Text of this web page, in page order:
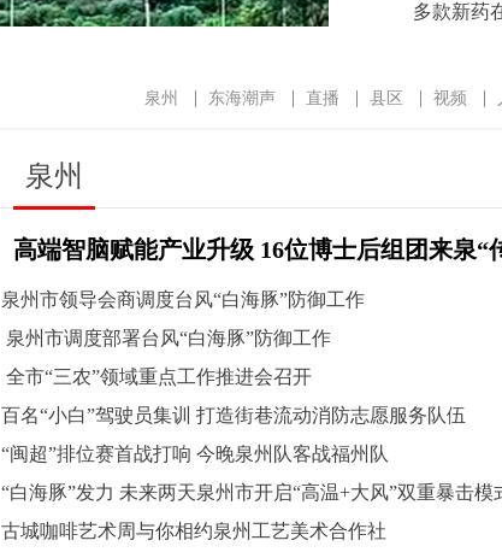
多款新药
泉州 东海潮声 直播 县区 视频
泉州
泉州市领导会商调度台风“白海豚”防御工作
泉州市调度部署台风“白海豚”防御工作
全市“三农”领域重点工作推进会召开
百名“小白”驾驶员集训 打造街巷流动消防志愿服务队伍
“闽超”排位赛首战打响 今晚泉州队客战福州队
“白海豚”发力 未来两天泉州市开启“高温+大风”双重暴击模
古城咖啡艺术周与你相约泉州工艺美术合作社